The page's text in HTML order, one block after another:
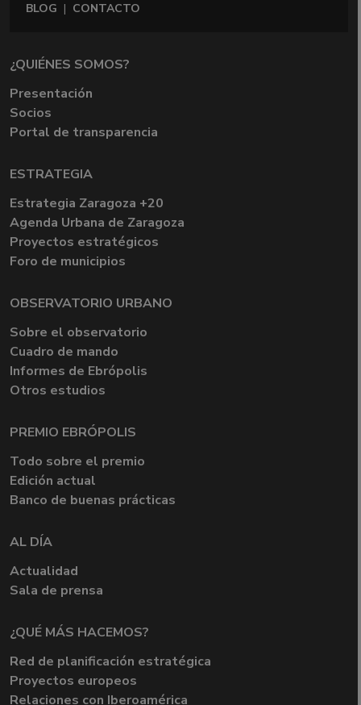
BLOG | CONTACTO
¿QUIÉNES SOMOS?
Presentación
Socios
Portal de transparencia
ESTRATEGIA
Estrategia Zaragoza +20
Agenda Urbana de Zaragoza
Proyectos estratégicos
Foro de municipios
OBSERVATORIO URBANO
Sobre el observatorio
Cuadro de mando
Informes de Ebrópolis
Otros estudios
PREMIO EBRÓPOLIS
Todo sobre el premio
Edición actual
Banco de buenas prácticas
AL DÍA
Actualidad
Sala de prensa
¿QUÉ MÁS HACEMOS?
Red de planificación estratégica
Proyectos europeos
Relaciones con Iberoamérica